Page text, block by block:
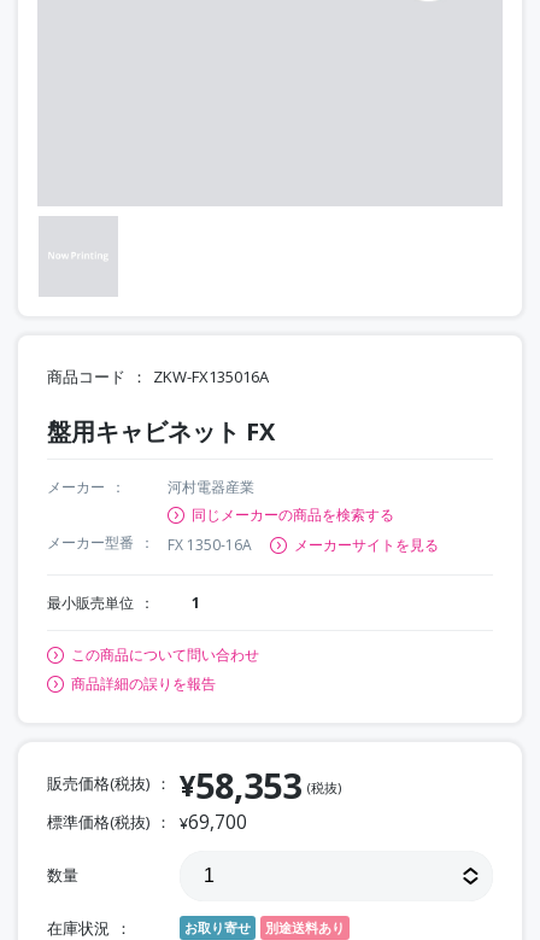
商品コード ZKW-FX135016A
盤用キャビネット FX
メーカー
河村電器産業
同じメーカーの商品を検索する
メーカー型番
FX 1350-16A メーカーサイトを見る
最小販売単位 1
この商品について問い合わせ
商品詳細の誤りを報告
販売価格(税抜) ¥58,353 (税抜)
標準価格(税抜) ¥69,700
数量
在庫状況 お取り寄せ 別途送料あり